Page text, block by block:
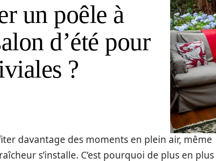
un poêle à
d’été pour
?
davantage des moments en plein air, même
s’installe. C’est pourquoi de plus en plus